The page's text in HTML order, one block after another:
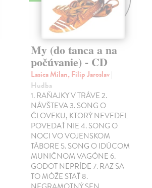
My (do tanca a na
počúvanie) - CD
Lasica Milan, Filip Jaroslav|
Hudba
1. RAŇAJKY V TRÁVE 2.
NÁVŠTEVA 3. SONG O
ČLOVEKU, KTORÝ NEVEDEL
POVEDAŤ NIE 4. SONG O
NOCI VO VOJENSKOM
TÁBORE 5. SONG O IDÚCOM
MUNIČNOM VAGÓNE 6.
GODOT NEPRÍDE 7. RAZ SA
TO MÔŽE STAŤ 8.